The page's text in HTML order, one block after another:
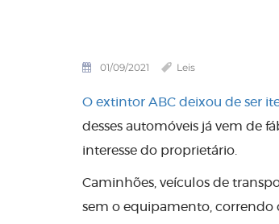
01/09/2021 Leis
O extintor ABC deixou de ser
desses automóveis já vem de
interesse do proprietário.
Caminhões, veículos de
sem o equipamento, correndo